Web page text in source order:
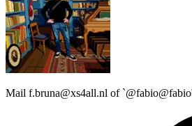
Mail f.bruna@xs4all.nl of